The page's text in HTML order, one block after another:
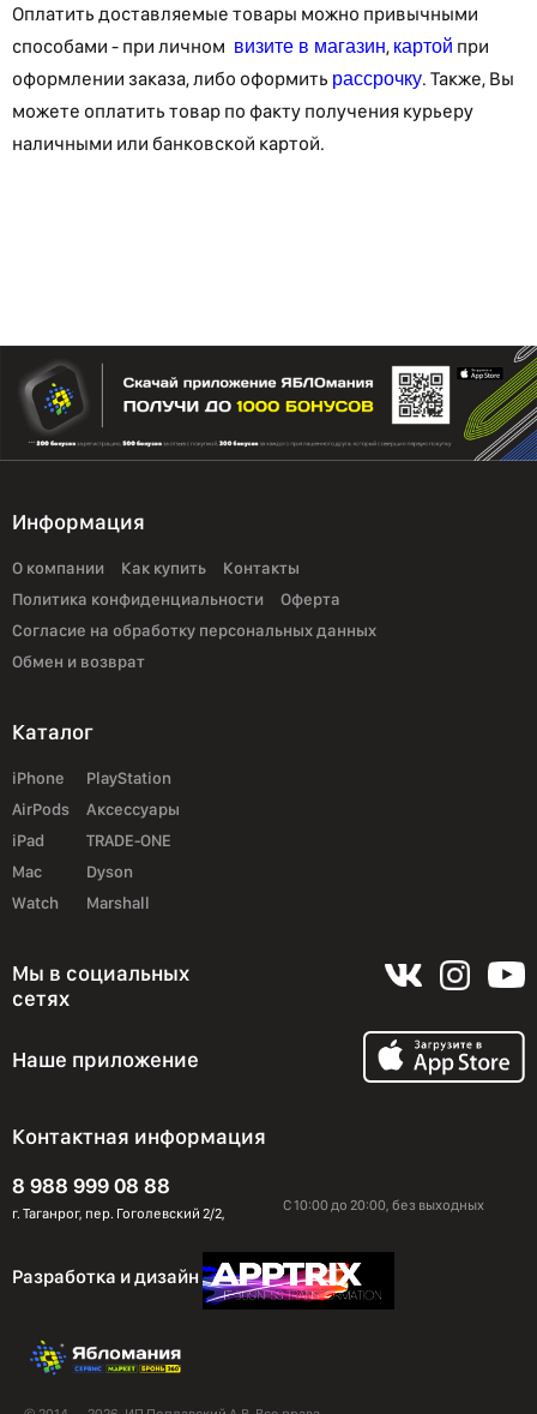
Оплатить доставляемые товары можно привычными
способами - при личном визите в магазин, картой при
оформлении заказа, либо оформить рассрочку. Также, Вы
можете оплатить товар по факту получения курьеру
наличными или банковской картой.
Информация
О компании Как купить
Контакты
Политика конфиденциальности
Оферта
Согласие на обработку персональных данных
Обмен и возврат
Каталог
iPhone
AirPods
iPad
Mac
Watch
PlayStation
Аксессуары
TRADE-ONE
Dyson
Marshall
Мы в социальных
сетях
Наше приложение
Контактная информация
8 988 999 08 88
г. Таганрог, пер. Гоголевский 2/2, С 10:00 до 20:00, без выходных
Разработка и дизайн